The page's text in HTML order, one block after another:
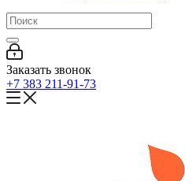
Заказать звонок
+7 383 211-91-73